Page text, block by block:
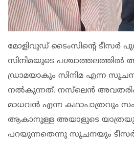
മോളിവുഡ് ടൈംസിന്റെ ടീസർ
സിനിമയുടെ പശ്ചാത്തലത്തിൽ
ഡ്രാമയാകും സിനിമ എന്ന
നൽകുന്നത്. നസ്‌ലെൻ
മാധവൻ എന്ന കഥാപാത്രവും
ആകാനുള്ള അയാളുടെ
പറയുന്നതെന്നു സൂചനയും